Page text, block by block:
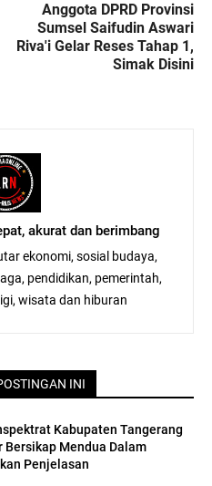
Anggota DPRD Provinsi
Sumsel Saifudin Aswari
Riva'i Gelar Reses Tahap 1,
Simak Disini
akurat dan berimbang
ekonomi, sosial budaya,
pendidikan, pemerintah,
wisata dan hiburan
INI
Kabupaten Tangerang
Bersikap Mendua Dalam
Penjelasan